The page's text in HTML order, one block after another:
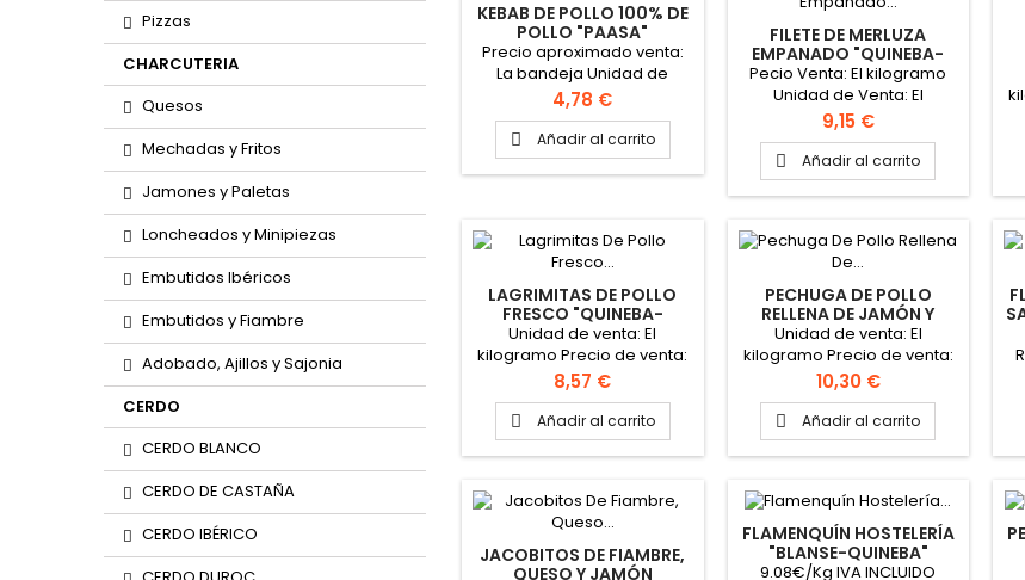
Pizzas
CHARCUTERIA
Quesos
Mechadas y Fritos
Jamones y Paletas
Loncheados y Minipiezas
Embutidos Ibéricos
Embutidos y Fiambre
Adobado, Ajillos y Sajonia
CERDO
CERDO BLANCO
CERDO DE CASTAÑA
CERDO IBÉRICO
KEBAB DE POLLO 100% DE
POLLO "PAASA"
(PRODUCTO POR
ENCARGO)
Precio aproximado venta:
La bandeja Unidad de
venta: La bandeja La
bandeja trae 4 kebab Cada
kebab pesa 125gr
aproximadamente PINCHAR
AQUÍ PARA VER FICAHA
Precio
4,78 €
 Añadir al carrito
FILETE DE MERLUZA
EMPANADO "QUINEBA-
BLANSE" (PRODUCTO POR
ENCARGO)
Pecio Venta: El kilogramo
Unidad de Venta: El
kilogramo Bandeja: Peso
que se solicite, siendo el
peso mas habitual 2 kg
aproximadamente PINCHAR
AQUÍ PARA VER FICHA
Precio
9,15 €
 Añadir al carrito
LAGRIMITAS DE POLLO
FRESCO "QUINEBA-
BLANSE" (PRODUCTO POR
ENCARGO)
Unidad de venta: El
kilogramo Precio de venta:
El kilogramo Cada filete
pesa 100 gr
aproximadamente
Bandeja: Peso que se
solicite, siendo el peso mas
aproximadamente PINCHAR
AQUÍ PARA VER FICHA
TÉCNICA
Precio
8,57 €
 Añadir al carrito
PECHUGA DE POLLO
RELLENA DE JAMÓN Y
ROQUEFORT "BLANSE-
QUINEBA" (PRODUCTO
POR ENCARGO)
Unidad de venta: El
kilogramo Precio de venta:
El kilogramo Cada pechuga
pesa 255 gr
aproximadamente
Bandeja: Peso que se
solicite, siendo el peso mas
aproximadamente PINCHAR
AQUÍ PARA VER FICHA
TÉCNICA
Precio
10,30 €
 Añadir al carrito
JACOBITOS DE FIAMBRE,
QUESO Y JAMÓN
FLAMENQUÍN HOSTELERÍA
"BLANSE-QUINEBA"
(PRODUCTO POR
9.08€/Kg IVA INCLUIDO